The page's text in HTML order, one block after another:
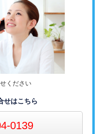
ください
せはこちら
0139